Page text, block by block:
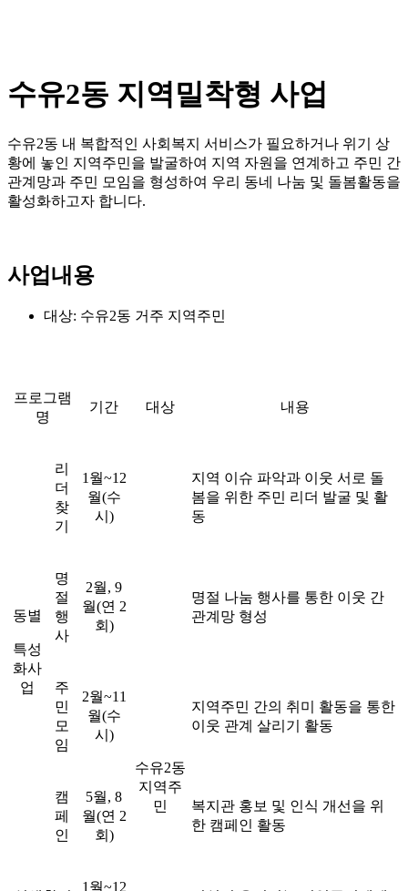
수유2동 지역밀착형 사업
수유2동 내 복합적인 사회복지 서비스가 필요하거나 위기 상
황에 놓인 지역주민을 발굴하여 지역 자원을 연계하고 주민 간
관계망과 주민 모임을 형성하여 우리 동네 나눔 및 돌봄활동을
활성화하고자 합니다.
사업내용
대상: 수유2동 거주 지역주민
프로그램
명
기간 대상 내용
동별
특성
화사
업
리
더
찾
기
1월~12
월(수
시)
수유2동
지역주
민
지역 이슈 파악과 이웃 서로 돌
봄을 위한 주민 리더 발굴 및 활
동
명
절
행
사
2월, 9
월(연 2
회)
명절 나눔 행사를 통한 이웃 간
관계망 형성
주
민
모
임
2월~11
월(수
시)
지역주민 간의 취미 활동을 통한
이웃 관계 살리기 활동
캠
페
인
5월, 8
월(연 2
회)
복지관 홍보 및 인식 개선을 위
한 캠페인 활동
1월~12